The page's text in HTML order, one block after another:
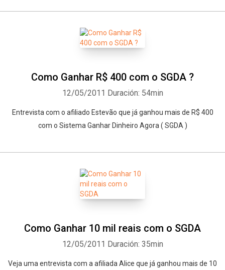
Como Ganhar R$ 400 com o SGDA ?
12/05/2011 Duración: 54min
Entrevista com o afiliado Estevão que já ganhou mais de R$ 400
com o Sistema Ganhar Dinheiro Agora ( SGDA )
Como Ganhar 10 mil reais com o SGDA
12/05/2011 Duración: 35min
Veja uma entrevista com a afiliada Alice que já ganhou mais de 10